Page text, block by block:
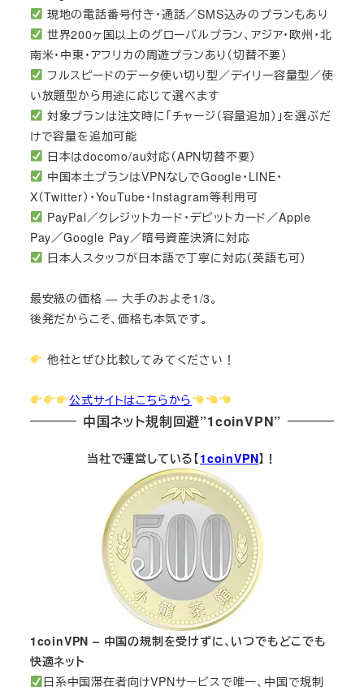
現地の電話番号付き・通話／SMS込みのプランもあり
世界200ヶ国以上のグローバルプラン、アジア・欧州・北
南米・中東・アフリカの周遊プランあり（切替不要）
フルスピードのデータ使い切り型／デイリー容量型／使
い放題型から用途に応じて選べます
対象プランは注文時に「チャージ（容量追加）」を選ぶだ
けで容量を追加可能
日本はdocomo/au対応（APN切替不要）
中国本土プランはVPNなしでGoogle・LINE・
X（Twitter）・YouTube・Instagram等利用可
PayPal／クレジットカード・デビットカード／Apple
Pay／Google Pay／暗号資産決済に対応
日本人スタッフが日本語で丁寧に対応（英語も可）
最安級の価格 — 大手のおよそ1/3。
後発だからこそ、価格も本気です。
他社とぜひ比較してみてください！
公式サイトはこちらから
中国ネット規制回避”1coinVPN”
当社で運営している【1coinVPN】！
1coinVPN – 中国の規制を受けずに、いつでもどこでも
快適ネット
日系中国滞在者向けVPNサービスで唯一、中国で規制